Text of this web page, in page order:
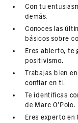
Con tu
demás.
Conoces las
básicos sobre
Eres abierto, te
positivismo.
Trabajas bien
confiar en ti.
Te identificas
de Marc O’Polo.
Eres experto